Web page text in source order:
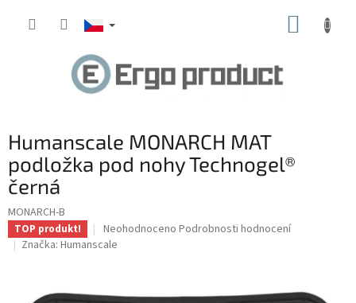
Humanscale MONARCH MAT
podložka pod nohy Technogel®
černá
MONARCH-B
TOP produkt!
Průměrné
hodnocení
Neohodnoceno Podrobnosti hodnocení
Značka: Humanscale